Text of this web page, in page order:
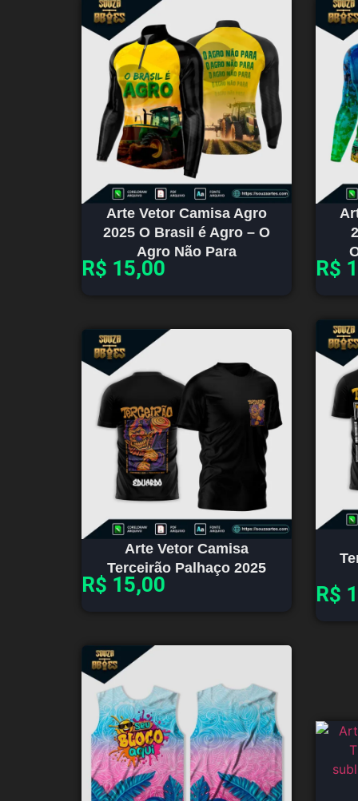
Arte Vetor Camisa Agro
2025 O Brasil é Agro – O
Agro Não Para
R$ 15,00 R$
Arte Vetor Camisa
Terceirão Palhaço 2025
R$ 15,00 R$